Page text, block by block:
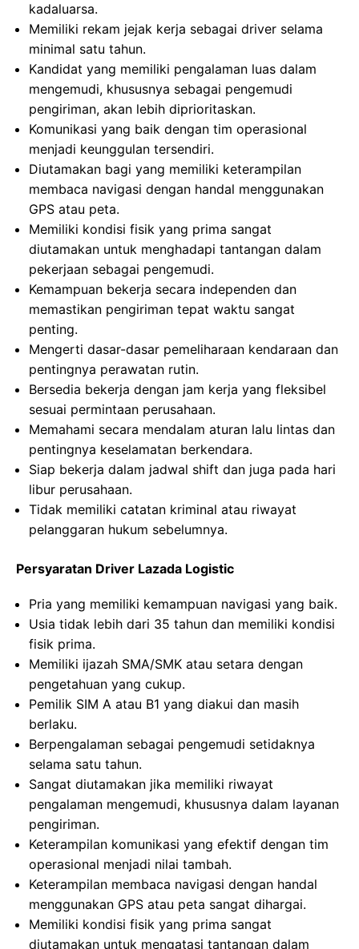
kadaluarsa.
Memiliki rekam jejak kerja sebagai driver selama
minimal satu tahun.
Kandidat yang memiliki pengalaman luas dalam
mengemudi, khususnya sebagai pengemudi
pengiriman, akan lebih diprioritaskan.
Komunikasi yang baik dengan tim operasional
menjadi keunggulan tersendiri.
Diutamakan bagi yang memiliki keterampilan
membaca navigasi dengan handal menggunakan
GPS atau peta.
Memiliki kondisi fisik yang prima sangat
diutamakan untuk menghadapi tantangan dalam
pekerjaan sebagai pengemudi.
Kemampuan bekerja secara independen dan
memastikan pengiriman tepat waktu sangat
penting.
Mengerti dasar-dasar pemeliharaan kendaraan dan
pentingnya perawatan rutin.
Bersedia bekerja dengan jam kerja yang fleksibel
sesuai permintaan perusahaan.
Memahami secara mendalam aturan lalu lintas dan
pentingnya keselamatan berkendara.
Siap bekerja dalam jadwal shift dan juga pada hari
libur perusahaan.
Tidak memiliki catatan kriminal atau riwayat
pelanggaran hukum sebelumnya.
Persyaratan Driver Lazada Logistic
Pria yang memiliki kemampuan navigasi yang baik.
Usia tidak lebih dari 35 tahun dan memiliki kondisi
fisik prima.
Memiliki ijazah SMA/SMK atau setara dengan
pengetahuan yang cukup.
Pemilik SIM A atau B1 yang diakui dan masih
berlaku.
Berpengalaman sebagai pengemudi setidaknya
selama satu tahun.
Sangat diutamakan jika memiliki riwayat
pengalaman mengemudi, khususnya dalam layanan
pengiriman.
Keterampilan komunikasi yang efektif dengan tim
operasional menjadi nilai tambah.
Keterampilan membaca navigasi dengan handal
menggunakan GPS atau peta sangat dihargai.
Memiliki kondisi fisik yang prima sangat
diutamakan untuk mengatasi tantangan dalam